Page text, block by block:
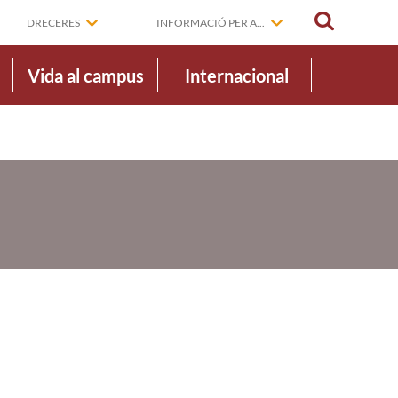
DRECERES INFORMACIÓ PER A...
Vida al campus Internacional